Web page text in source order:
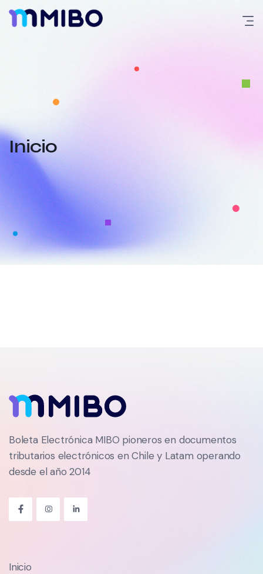
Inicio
Boleta Electrónica MIBO pioneros en documentos
tributarios electrónicos en Chile y Latam operando
desde el año 2014
Inicio